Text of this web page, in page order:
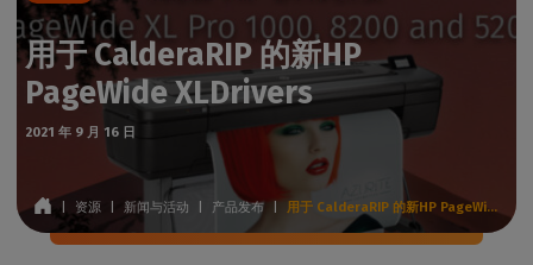
用于 CalderaRIP 的新HP
PageWide XLDrivers
2021 年 9 月 16 日
资源 新闻与活动 产品发布 用于 CalderaRIP 的新HP PageWide XLDrivers